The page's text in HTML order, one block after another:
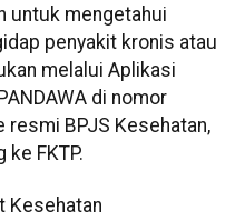
untuk mengetahui
penyakit kronis atau
melalui Aplikasi
di nomor
BPJS Kesehatan,
FKTP.
Kesehatan